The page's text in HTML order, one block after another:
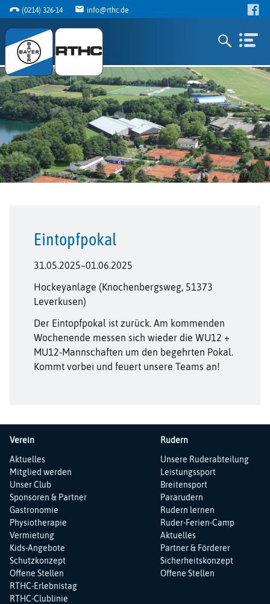
(0214) 326-14 info@rthc.de
Eintopfpokal
31.05.2025–01.06.2025
Hockeyanlage (Knochenbergsweg, 51373
Leverkusen)
Der Eintopfpokal ist zurück. Am kommenden
Wochenende messen sich wieder die WU12 +
MU12-Mannschaften um den begehrten Pokal.
Kommt vorbei und feuert unsere Teams an!
Verein
Navigation
überspringen
Aktuelles
Mitglied werden
Unser Club
Sponsoren & Partner
Gastronomie
Physiotherapie
Vermietung
Kids-Angebote
Schutzkonzept
Offene Stellen
RTHC-Erlebnistag
RTHC-Clublinie
Rudern
Navigation
überspringen
Unsere Ruderabteilung
Leistungssport
Breitensport
Pararudern
Rudern lernen
Ruder-Ferien-Camp
Aktuelles
Partner & Förderer
Sicherheitskonzept
Offene Stellen